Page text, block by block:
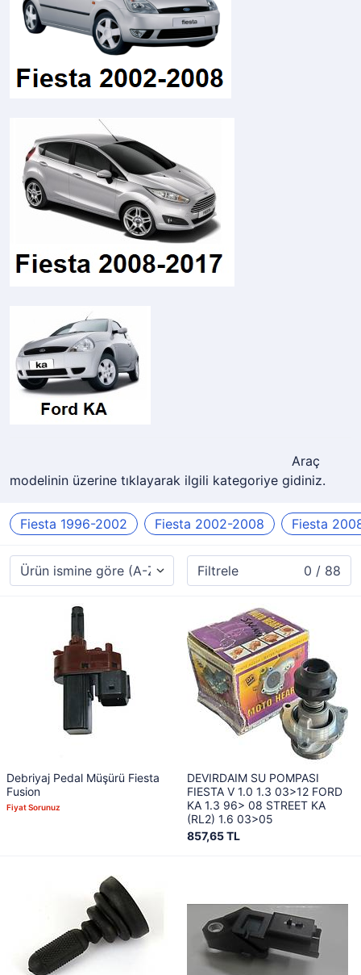
Araç
modelinin üzerine tıklayarak ilgili kategoriye gidiniz.
Fiesta 1996-2002 Fiesta 2002-2008 Fiesta
Filtrele 0 / 88
Debriyaj Pedal Müşürü Fiesta
Fusion
Fiyat Sorunuz
DEVIRDAIM SU POMPASI
FIESTA V 1.0 1.3 03>12 FORD
KA 1.3 96> 08 STREET KA
(RL2) 1.6 03>05
857,65 TL